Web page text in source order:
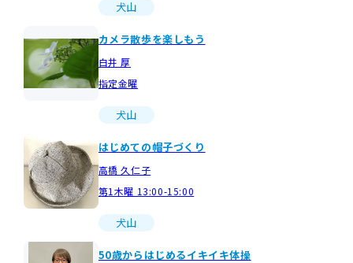
犬山
カメラ散歩を楽しもう
白井 厚
指定金曜
犬山
はじめての帽子づくり
高橋 久仁子
第1木曜 13:00-15:00
犬山
50歳からはじめるイキイキ体操